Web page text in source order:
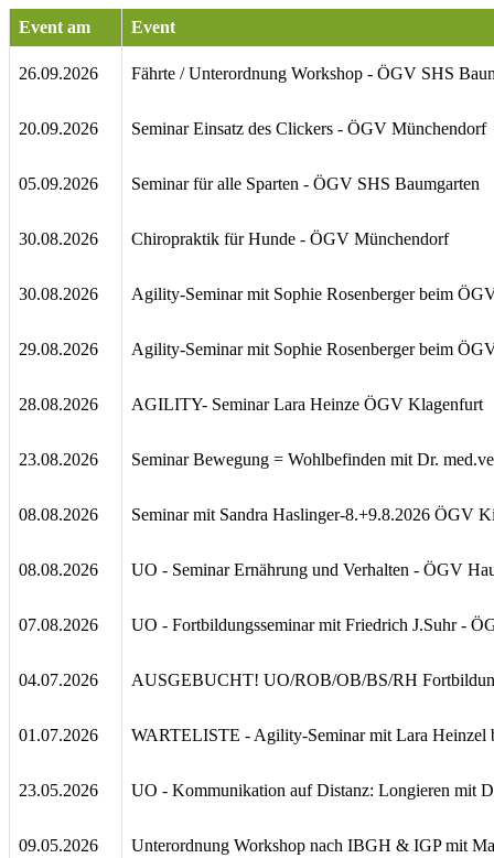
Event am Event
26.09.2026 Fährte / Unterordnung Workshop - ÖGV SHS
20.09.2026 Seminar Einsatz des Clickers - ÖGV Münchendorf
05.09.2026 Seminar für alle Sparten - ÖGV SHS Baumgarten
30.08.2026 Chiropraktik für Hunde - ÖGV Münchendorf
30.08.2026 Agility-Seminar mit Sophie Rosenberger beim
29.08.2026 Agility-Seminar mit Sophie Rosenberger beim
28.08.2026 AGILITY- Seminar Lara Heinze ÖGV Klagenfurt
23.08.2026 Seminar Bewegung = Wohlbefinden mit Dr.
08.08.2026 Seminar mit Sandra Haslinger-8.+9.8.2026 ÖGV
08.08.2026 UO - Seminar Ernährung und Verhalten - ÖGV
07.08.2026 UO - Fortbildungsseminar mit Friedrich J.Suhr -
04.07.2026 AUSGEBUCHT! UO/ROB/OB/BS/RH
01.07.2026 WARTELISTE - Agility-Seminar mit Lara Heinzel
23.05.2026 UO - Kommunikation auf Distanz: Longieren mit
09.05.2026 Unterordnung Workshop nach IBGH & IGP mit